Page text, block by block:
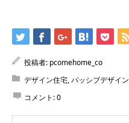
投稿者: pcomehome_co
デザイン住宅,パッシブデザイン
コメント:0